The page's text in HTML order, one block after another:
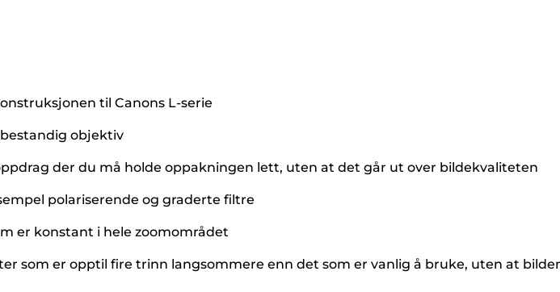
til Canons L-serie
objektiv
der du må holde oppakningen lett, uten at det går ut over bildekvaliteten
polariserende og graderte filtre
er konstant i hele zoomområdet
som er opptil fire trinn langsommere enn det som er vanlig å bruke, uten at